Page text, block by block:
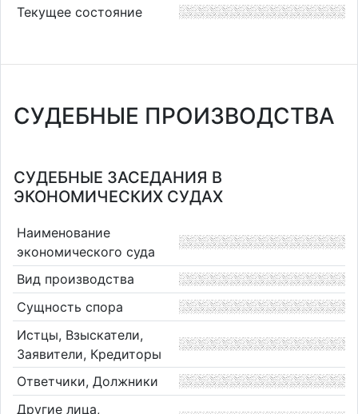
Текущее состояние
СУДЕБНЫЕ ПРОИЗВОДСТВА
СУДЕБНЫЕ ЗАСЕДАНИЯ В
ЭКОНОМИЧЕСКИХ СУДАХ
Наименование
экономического суда
Вид производства
Сущность спора
Истцы, Взыскатели,
Заявители, Кредиторы
Ответчики, Должники
Другие лица,